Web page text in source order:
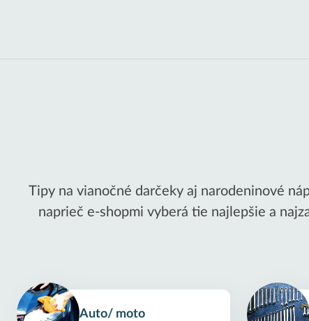
Tipy na vianočné darčeky aj narodeninové
naprieč e-shopmi vyberá tie najlepšie a
Auto/ moto